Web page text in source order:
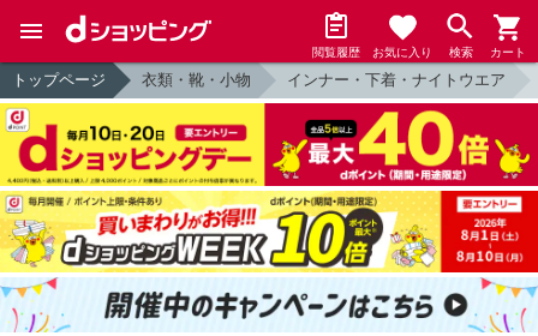
閲覧履歴 お気に入り 検索 カート
トップページ 衣類・靴・小物 インナー・下着・ナイトウエア